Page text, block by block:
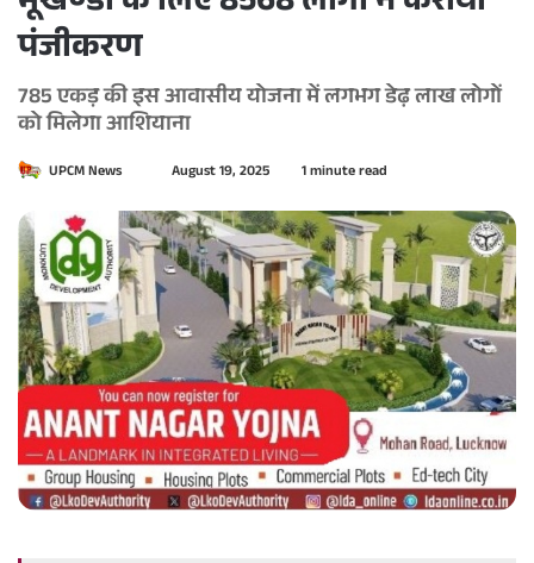
पंजीकरण
785 एकड़ की इस आवासीय योजना में लगभग डेढ़ लाख लोगों
को मिलेगा आशियाना
UPCM News
n
d
a
n
e
m
a
i
l
August 19, 2025 1 minute read